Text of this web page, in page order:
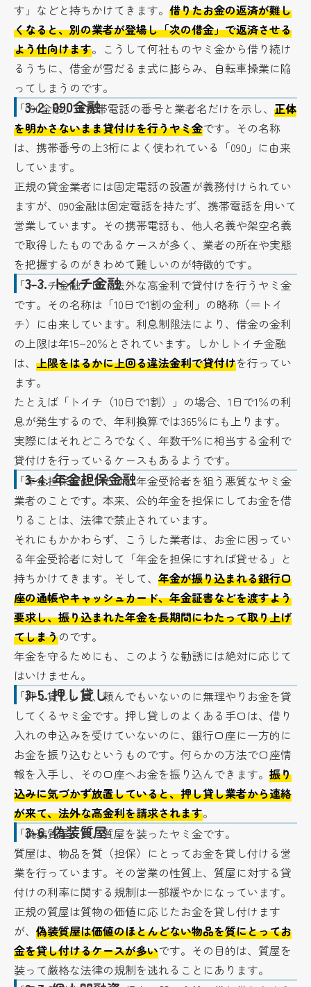
す」などと持ちかけてきます。借りたお金の返済が難し
くなると、別の業者が登場し「次の借金」で返済させる
よう仕向けます。こうして何社ものヤミ金から借り続け
るうちに、借金が雪だるま式に膨らみ、自転車操業に陥
ってしまうのです。
3-2.090金融
「090金融」は携帯電話の番号と業者名だけを示し、正体
を明かさないまま貸付けを行うヤミ金です。その名称
は、携帯番号の上3桁によく使われている「090」に由来
しています。
正規の貸金業者には固定電話の設置が義務付けられてい
ますが、090金融は固定電話を持たず、携帯電話を用いて
営業しています。その携帯電話も、他人名義や架空名義
で取得したものであるケースが多く、業者の所在や実態
を把握するのがきわめて難しいのが特徴的です。
3-3.トイチ金融
「トイチ金融」は、法外な高金利で貸付けを行うヤミ金
です。その名称は「10日で1割の金利」の略称（＝トイ
チ）に由来しています。利息制限法により、借金の金利
の上限は年15~20％とされています。しかしトイチ金融
は、上限をはるかに上回る違法金利で貸付けを行ってい
ます。
たとえば「トイチ（10日で1割）」の場合、1日で1％の利
息が発生するので、年利換算では365％にも上ります。
実際にはそれどころでなく、年数千％に相当する金利で
貸付けを行っているケースもあるようです。
3-4.年金担保金融
「年金担保金融」とは、年金受給者を狙う悪質なヤミ金
業者のことです。本来、公的年金を担保にしてお金を借
りることは、法律で禁止されています。
それにもかかわらず、こうした業者は、お金に困ってい
る年金受給者に対して「年金を担保にすれば貸せる」と
持ちかけてきます。そして、年金が振り込まれる銀行口
座の通帳やキャッシュカード、年金証書などを渡すよう
要求し、振り込まれた年金を長期間にわたって取り上げ
てしまうのです。
年金を守るためにも、このような勧誘には絶対に応じて
はいけません。
3-5.押し貸し
「押し貸し」は、頼んでもいないのに無理やりお金を貸
してくるヤミ金です。押し貸しのよくある手口は、借り
入れの申込みを受けていないのに、銀行口座に一方的に
お金を振り込むというものです。何らかの方法で口座情
報を入手し、その口座へお金を振り込んできます。振り
込みに気づかず放置していると、押し貸し業者から連絡
が来て、法外な高金利を請求されます。
3-6.偽装質屋
「偽装質屋」は、質屋を装ったヤミ金です。
質屋は、物品を質（担保）にとってお金を貸し付ける営
業を行っています。その営業の性質上、質屋に対する貸
付けの利率に関する規制は一部緩やかになっています。
正規の質屋は質物の価値に応じたお金を貸し付けます
が、偽装質屋は価値のほとんどない物品を質にとってお
金を貸し付けるケースが多いです。その目的は、質屋を
装って厳格な法律の規制を逃れることにあります。